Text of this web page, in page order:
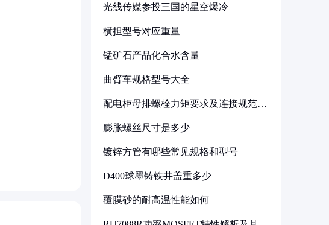
光线传媒参投三国的星空爆冷
横担型号对应重量
锰矿石产品化合水含量
曲臂车规格型号大全
配电柜母排螺栓力矩要求及连接规范详
膨胀螺丝尺寸是多少
镀锌方管有哪些常见规格和型号
D400球墨铸铁井盖重多少
覆膜砂的耐高温性能如何